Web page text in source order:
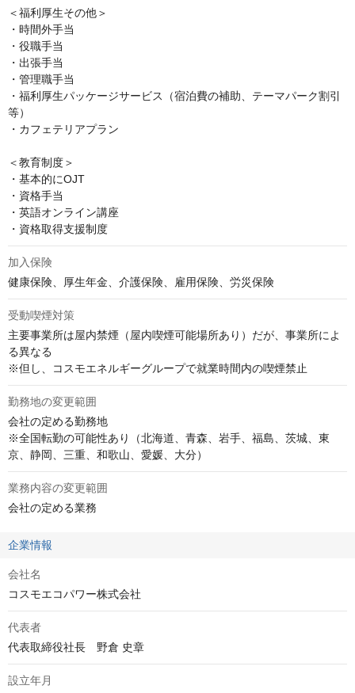
＜福利厚生その他＞
・時間外手当
・役職手当
・出張手当
・管理職手当
・福利厚生パッケージサービス（宿泊費の補助、テーマパーク割引
等）
・カフェテリアプラン
＜教育制度＞
・基本的にOJT
・資格手当
・英語オンライン講座
・資格取得支援制度
加入保険
健康保険、厚生年金、介護保険、雇用保険、労災保険
受動喫煙対策
主要事業所は屋内禁煙（屋内喫煙可能場所あり）だが、事業所によ
る異なる
※但し、コスモエネルギーグループで就業時間内の喫煙禁止
勤務地の変更範囲
会社の定める勤務地
※全国転勤の可能性あり（北海道、青森、岩手、福島、茨城、東
京、静岡、三重、和歌山、愛媛、大分）
業務内容の変更範囲
会社の定める業務
企業情報
会社名
コスモエコパワー株式会社
代表者
代表取締役社長　野倉 史章
設立年月